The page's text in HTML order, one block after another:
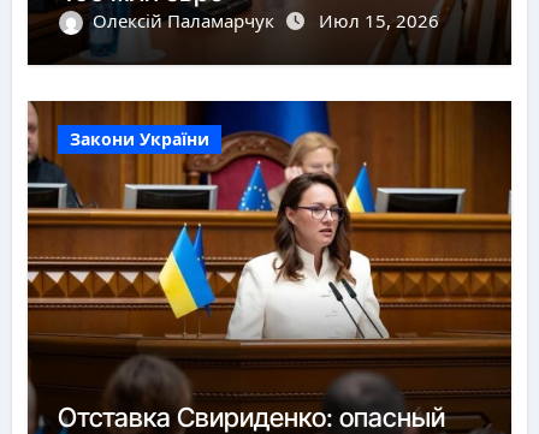
Олексій Паламарчук Июл 15, 2026
Закони України
Отставка Свириденко: опасный